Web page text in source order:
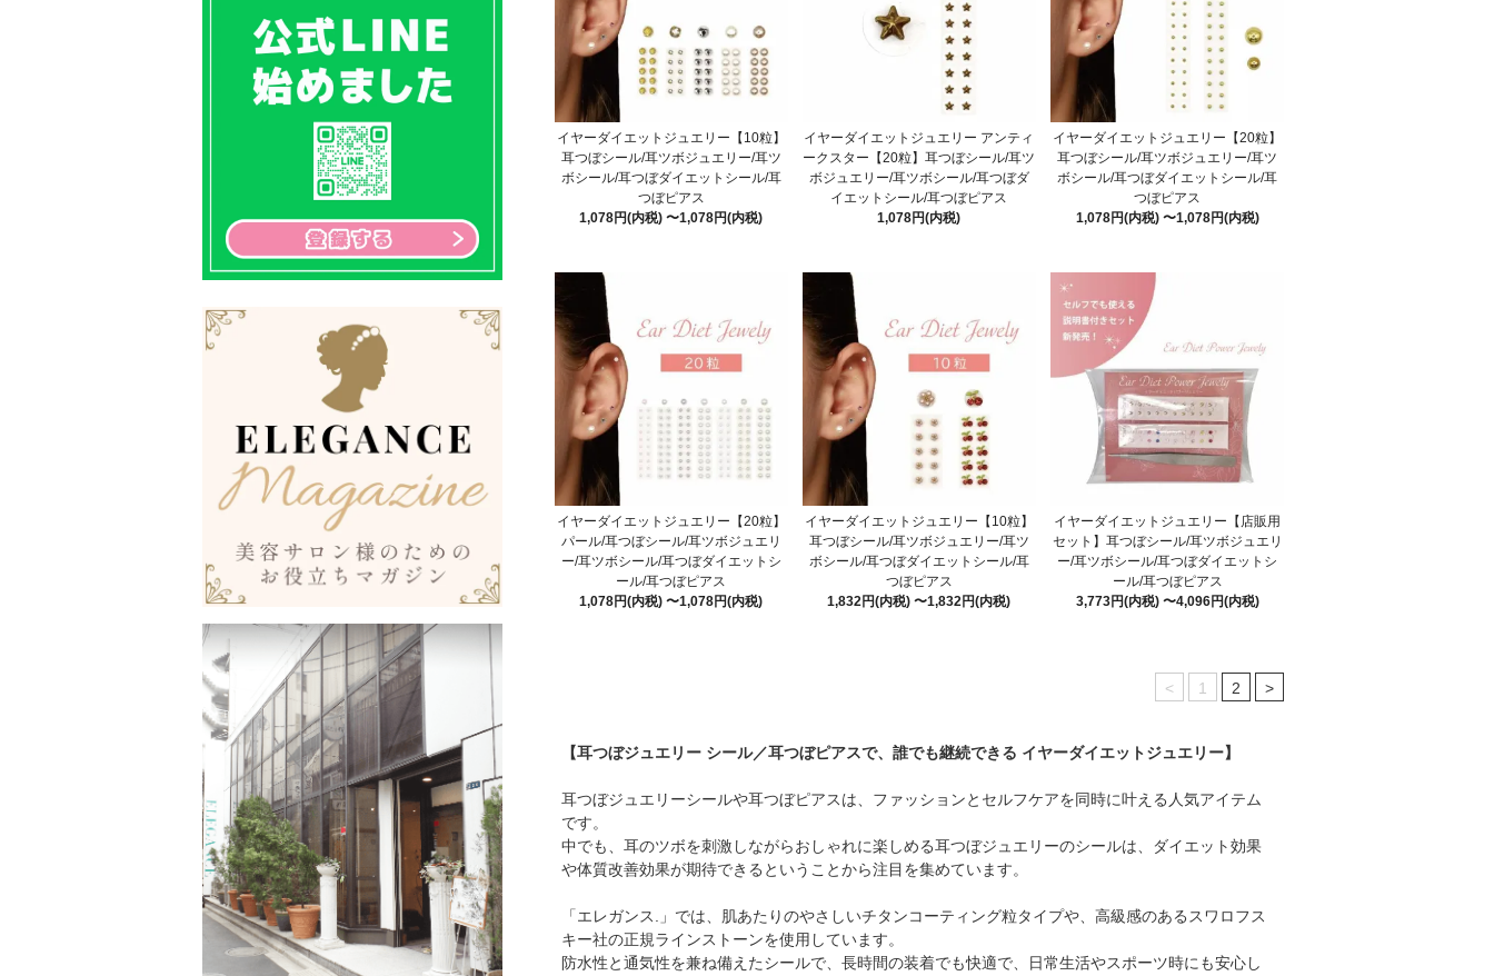
イヤーダイエットジュエリー【10粒】
耳つぼシール/耳ツボジュエリー/耳ツ
ボシール/耳つぼダイエットシール/耳
つぼピアス
1,078円(内税) 〜1,078円(内税)
イヤーダイエットジュエリー アンティ
ークスター【20粒】耳つぼシール/耳ツ
ボジュエリー/耳ツボシール/耳つぼダ
イエットシール/耳つぼピアス
1,078円(内税)
イヤーダイエットジュエリー【20粒】
耳つぼシール/耳ツボジュエリー/耳ツ
ボシール/耳つぼダイエットシール/耳
つぼピアス
1,078円(内税) 〜1,078円(内税)
イヤーダイエットジュエリー【20粒】
パール/耳つぼシール/耳ツボジュエリ
ー/耳ツボシール/耳つぼダイエットシ
ール/耳つぼピアス
1,078円(内税) 〜1,078円(内税)
イヤーダイエットジュエリー【10粒】
耳つぼシール/耳ツボジュエリー/耳ツ
ボシール/耳つぼダイエットシール/耳
つぼピアス
1,832円(内税) 〜1,832円(内税)
イヤーダイエットジュエリー【店販用
セット】耳つぼシール/耳ツボジュエリ
ー/耳ツボシール/耳つぼダイエットシ
ール/耳つぼピアス
3,773円(内税) 〜4,096円(内税)
< 1 2 >
【耳つぼジュエリー シール／耳つぼピアスで、誰でも継続できる イヤーダイエットジュエリー】
耳つぼジュエリーシールや耳つぼピアスは、ファッションとセルフケアを同時に叶える人気アイテム
です。
中でも、耳のツボを刺激しながらおしゃれに楽しめる耳つぼジュエリーのシールは、ダイエット効果
や体質改善効果が期待できるということから注目を集めています。
「エレガンス.」では、肌あたりのやさしいチタンコーティング粒タイプや、高級感のあるスワロフス
キー社の正規ラインストーンを使用しています。
防水性と通気性を兼ね備えたシールで、長時間の装着でも快適で、日常生活やスポーツ時にも安心し